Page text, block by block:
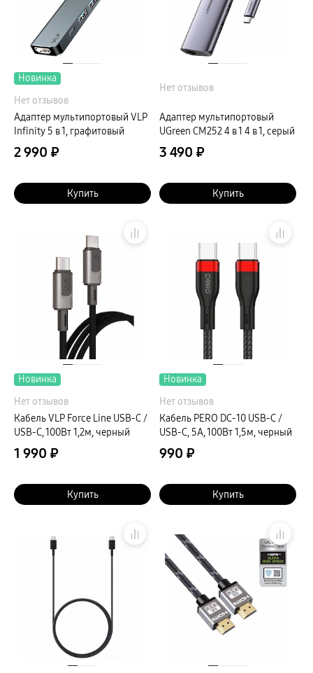
Новинка
Нет отзывов
Адаптер мультипортовый VLP
Infinity 5 в 1, графитовый
2 990 ₽
Купить
Нет отзывов
Адаптер мультипортовый
UGreen CM252 4 в 1 4 в 1, серый
3 490 ₽
Купить
Новинка
Нет отзывов
Кабель VLP Force Line USB-C /
USB-C, 100Вт 1,2м, черный
1 990 ₽
Купить
Новинка
Нет отзывов
Кабель PERO DC-10 USB-C /
USB-C, 5A, 100Вт 1,5м, черный
990 ₽
Купить